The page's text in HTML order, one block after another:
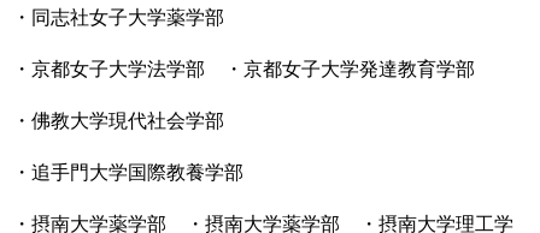
・同志社女子大学薬学部
・京都女子大学法学部 ・京都女子大学発達教育学部
・佛教大学現代社会学部
・追手門大学国際教養学部
・摂南大学薬学部 ・摂南大学薬学部 ・摂南大学理工学